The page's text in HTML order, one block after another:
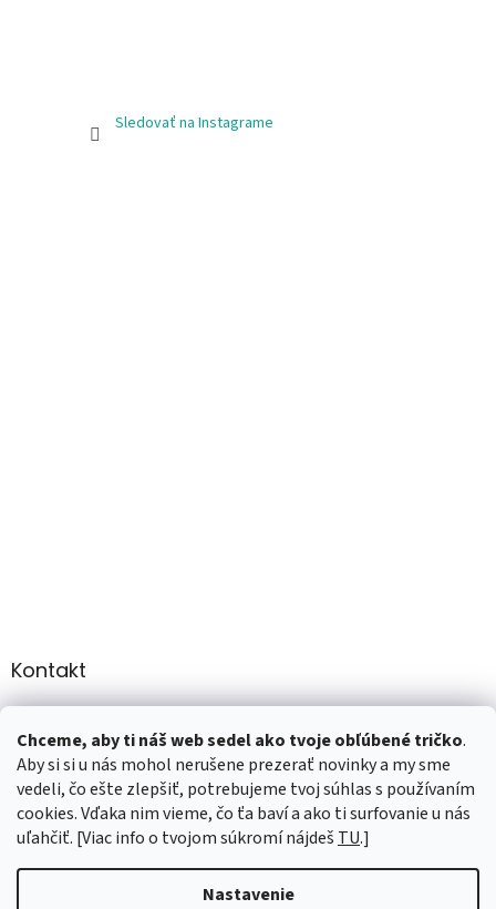
Chceme, aby ti náš web sedel ako tvoje obľúbené tričko.
Aby si si u nás mohol nerušene prezerať novinky a my sme
vedeli, čo ešte zlepšiť, potrebujeme tvoj súhlas s používaním
cookies. Vďaka nim vieme, čo ťa baví a ako ti surfovanie u nás
uľahčiť. [Viac info o tvojom súkromí nájdeš TU.]
Nastavenie
Sledovať na Instagrame
Kontakt
+421 907947783
Vytvoril Shoptet